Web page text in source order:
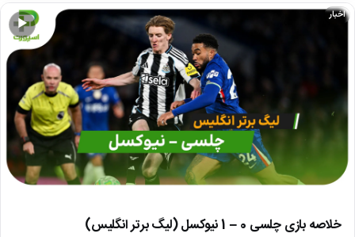
▶
اخبار
خلاصه بازی چلسی 0 – 1 نیوکسل (لیگ برتر انگلیس)